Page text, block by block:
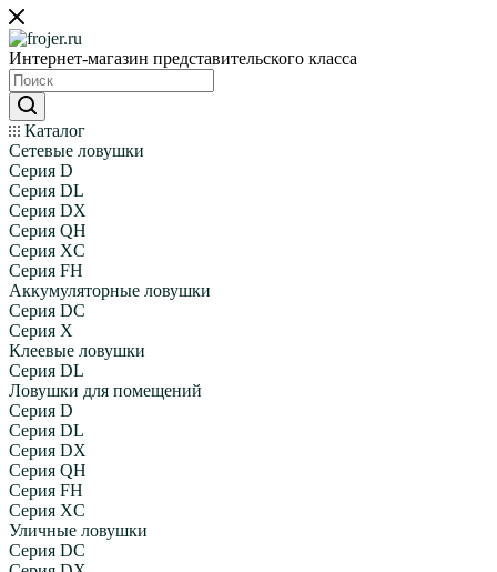
Интернет-магазин представительского класса
Каталог
Сетевые ловушки
Серия D
Серия DL
Серия DX
Серия QH
Серия XC
Серия FH
Аккумуляторные ловушки
Серия DC
Серия X
Клеевые ловушки
Серия DL
Ловушки для помещений
Серия D
Серия DL
Серия DX
Серия QH
Серия FH
Серия XC
Уличные ловушки
Серия DC